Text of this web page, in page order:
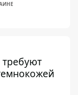
требуют